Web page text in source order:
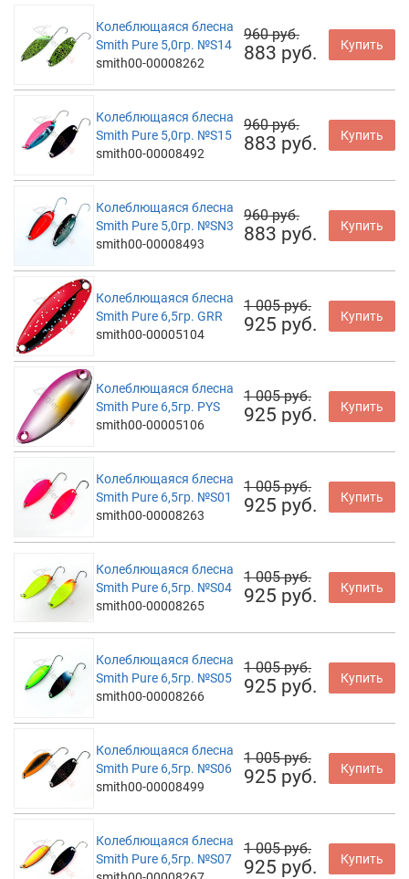
Колеблющаяся блесна
Smith Pure 5,0гр. №S14
smith00-00008262
960 руб.
883 руб. Купить
Колеблющаяся блесна
Smith Pure 5,0гр. №S15
smith00-00008492
960 руб.
883 руб. Купить
Колеблющаяся блесна
Smith Pure 5,0гр. №SN3
smith00-00008493
960 руб.
883 руб. Купить
Колеблющаяся блесна
Smith Pure 6,5гр. GRR
smith00-00005104
1 005 руб.
925 руб. Купить
Колеблющаяся блесна
Smith Pure 6,5гр. PYS
smith00-00005106
1 005 руб.
925 руб. Купить
Колеблющаяся блесна
Smith Pure 6,5гр. №S01
smith00-00008263
1 005 руб.
925 руб. Купить
Колеблющаяся блесна
Smith Pure 6,5гр. №S04
smith00-00008265
1 005 руб.
925 руб. Купить
Колеблющаяся блесна
Smith Pure 6,5гр. №S05
smith00-00008266
1 005 руб.
925 руб. Купить
Колеблющаяся блесна
Smith Pure 6,5гр. №S06
smith00-00008499
1 005 руб.
925 руб. Купить
Колеблющаяся блесна
Smith Pure 6,5гр. №S07
1 005 руб.
925 руб. Купить